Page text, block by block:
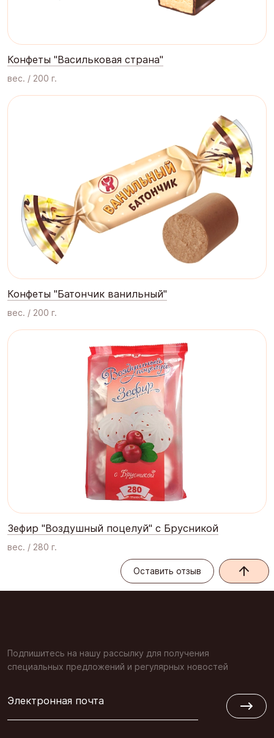
Конфеты "Васильковая страна"
вес. / 200 г.
Конфеты "Батончик ванильный"
вес. / 200 г.
Зефир "Воздушный поцелуй" с Брусникой
вес. / 280 г.
Оставить отзыв
Подпишитесь на нашу рассылку для получения
специальных предложений и регулярных новостей
Электронная почта